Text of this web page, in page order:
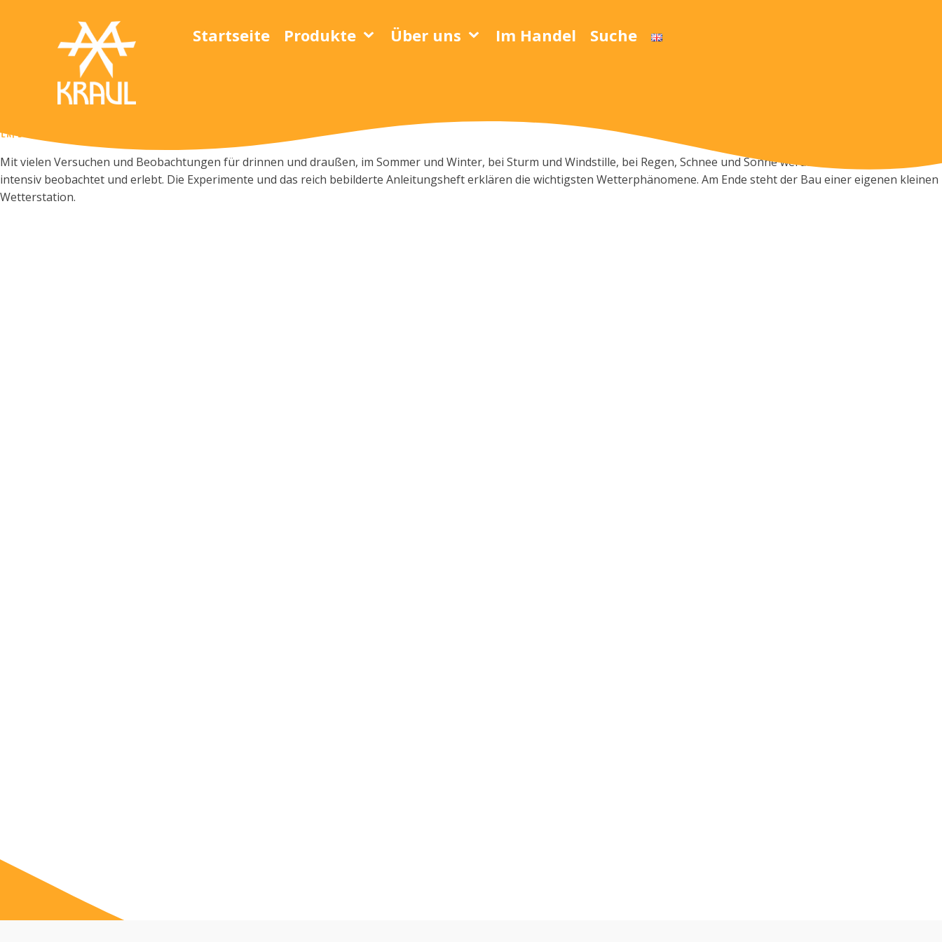
Startseite Produkte Über uns Im Handel Suche
Experimente und Messungen rund ums Wetter
Mit vielen Versuchen und Beobachtungen für drinnen und draußen, im Sommer und Winter, bei Sturm und Windstille, bei Regen, Schnee und Sonne werden Wind und Wetter
intensiv beobachtet und erlebt. Die Experimente und das reich bebilderte Anleitungsheft erklären die wichtigsten Wetterphänomene. Am Ende steht der Bau einer eigenen kleinen
Wetterstation.